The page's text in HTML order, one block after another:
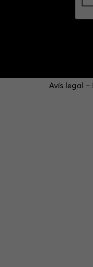
Avís legal –